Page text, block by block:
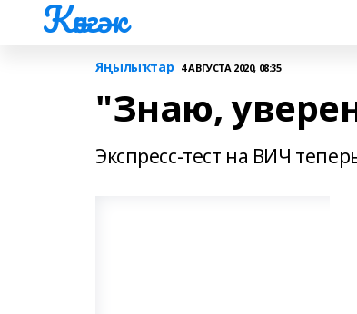
Көнгәк
Яңылыҡтар 4 АВГУСТА 2020, 08:35
"Знаю,
Экспресс-тест на ВИЧ